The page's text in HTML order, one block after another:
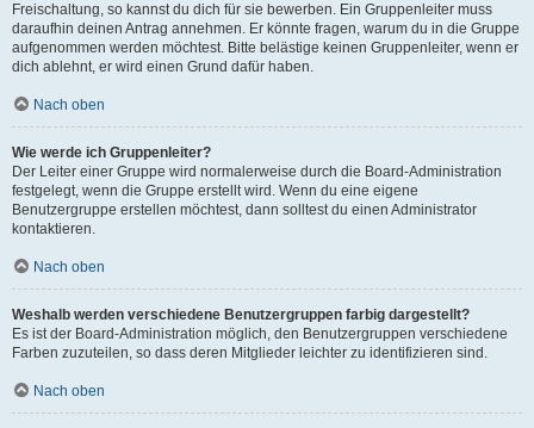
Freischaltung, so kannst du dich für sie bewerben. Ein Gruppenleiter muss
daraufhin deinen Antrag annehmen. Er könnte fragen, warum du in die Gruppe
aufgenommen werden möchtest. Bitte belästige keinen Gruppenleiter, wenn er
dich ablehnt, er wird einen Grund dafür haben.
Nach oben
Wie werde ich Gruppenleiter?
Der Leiter einer Gruppe wird normalerweise durch die Board-Administration
festgelegt, wenn die Gruppe erstellt wird. Wenn du eine eigene
Benutzergruppe erstellen möchtest, dann solltest du einen Administrator
kontaktieren.
Nach oben
Weshalb werden verschiedene Benutzergruppen farbig dargestellt?
Es ist der Board-Administration möglich, den Benutzergruppen verschiedene
Farben zuzuteilen, so dass deren Mitglieder leichter zu identifizieren sind.
Nach oben